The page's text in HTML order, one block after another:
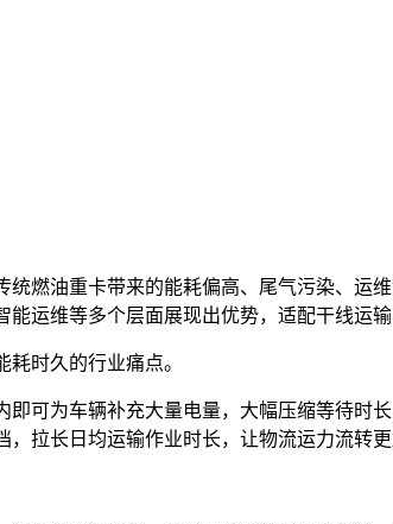
燃油重卡带来的能耗偏高、尾气污染、运
运维等多个层面展现出优势，适配干线运输
时久的行业痛点。
可为车辆补充大量电量，大幅压缩等待时
拉长日均运输作业时长，让物流运力流转